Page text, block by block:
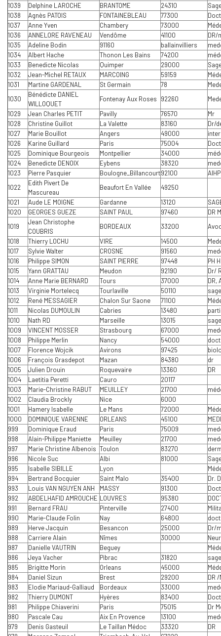
1039
Delphine LAROCHE BRANTOME 24310
1038
Agnès PATOIS FONTAINEBLEAU 77300
1037
Anne Yven Chambery 73000
1036
ANNELORE RAVENEAU Vendôme 41100
DR/
1035
Adeline Bodin 91160 ballainvilliers
1034
Albert Hache Thonon Les Bains 74200
1033
Benedicte Nicolas Quimper 29000
1032
Jean-Michel RETAUX MARCOING 59159
1031
Martine GARDENAL St Germain 78
1030
Bénédicte DANIEL
WILLOQUET
Fontenay Aux Roses 92260
1029
Jean Charles PETIT Pavilly 76570
Mr
1028
Christine Guillot La Valette 83160
Dr/
1027
Marie Bouillot Angers 49000
1026
Karine Guillard Paris 75004
1025
Dominique Bourgeois Montpellier 34000
1024
Benedicte DENOIX Eybens 38320
1023
Pierre Pasquier Boulogne_Billancourt92100
1022
Edith Pivert De
Mascureau
Beaufort En Vallée
49250
1021
Aude LE MOIGNE Gardanne 13120
1020
GEORGES GUEZE SAINT PAUL 97460
DR
1019
Jean Christophe
COUBRIS
BORDEAUX 33200
1018
Thierry LOCHU VIRE 14500
1017
Sylvie Walter CROSNE 91560
1016
Philippe SIMON SAINT PIERRE 97448
PH
1015
Yann GRATTAU Meudon 92190
Dr/
1014
Anne Marie BERNARD Tours 37000
DR,
1013
Virginie Mortelecq Tourlaville 50110
1012
René MESSAGIER Chalon Sur Saone 71100
1011
Nicolas DUMOULIN Cabries 13480
1010
Nath RD Marseille 13015
1009
VINCENT MOSSER Strasbourg 67000
1008
Philippe Merlin Nancy 54000
1007
Florence Wojcik Avirons 97425
1006
François Grasdepot Mazan 84380
dr
1005
Julien Drouin Roquevaire 13360
DR
1004
Laetitia Peretti Cauro
20117
1003
Marie-Christine RABUT MEUILLEY 21700
1002
Claudia Brockly Nice
6000
1001
Hamery Isabelle Le Mans 72000
1000
DOMINIQUE VARENNE ORLEANS 45100
999
Dominique Eraud Paris 75009
998
Alain-Philippe Maniette Meuilley 21700
997
Marie Christine Albenois Toulon 83270
996
Nicole Suc Albi 81000
995
Isabelle SIBILLE Lyon
994
Bertrand Bocquier Saint Malo 35400
Dr.
993
Louis VAN NGUYEN ANH MASSY 91300
992
ABDELHAFID AMROUCHE LOUVRES 95380
991
Bernard FRAU Pinterville 27400
990
Marie-Claude Folin Nay 64800
989
Herve Jacquin Besancon 25000
Dr/
988
Carriere Alain Nîmes 30000
987
Danielle VAUTRIN Beguey
986
Jeya Vacher Pibrac 31820
985
Brigitte Morin Orleans 45000
984
Daniel Sizun Brest 29200
DR
983
Elodie Mariaud-Galliaud Bordeaux 33000
982
Thierry DUMONT Hyères 83400
981
Philippe Chiaverini Paris 75015
Dr
980
Pascale Cau Aix En Provence 13100
979
Denis Gasteuil Le Taillan Médoc 33320
DR